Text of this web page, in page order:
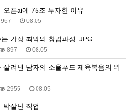
오픈ai에 75조 투자한 이유
967 08.05
가장 최악의 창업과정 .JPG
897 08.05
살려낸 남자의 소울푸드 제육볶음의 위
2955 08.05
박살난 직업